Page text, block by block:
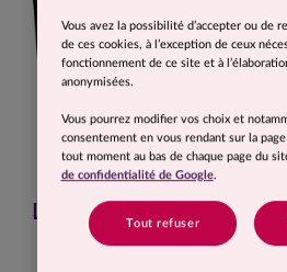
Le plus valorisant, c’est
trou dans sa
Vous avez la possibilité d’accepter ou de
de ces cookies, à l’exception de ceux
fonctionnement de ce site et à
anonymisées.
Vous pourrez modifier vos choix et
consentement en vous rendant sur la page
tout moment au bas de chaque page du
de confidentialité de Google.
Tout refuser